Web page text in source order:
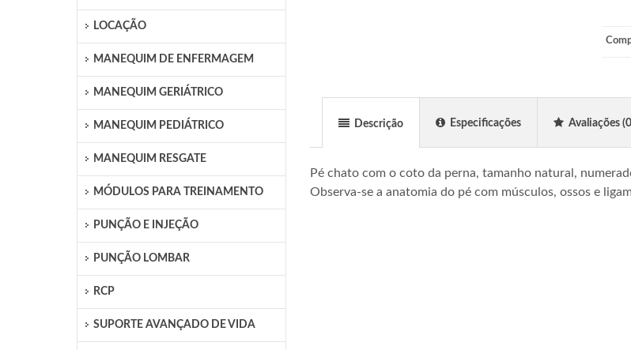
LOCAÇÃO
MANEQUIM DE ENFERMAGEM
MANEQUIM GERIÁTRICO
MANEQUIM PEDIÁTRICO
MANEQUIM RESGATE
MÓDULOS PARA TREINAMENTO
PUNÇÃO E INJEÇÃO
PUNÇÃO LOMBAR
RCP
SUPORTE AVANÇADO DE VIDA
Descrição Especificações Avaliações
Pé chato com o coto da perna, tamanho natural,
Observa-se a anatomia do pé com músculos, ossos e